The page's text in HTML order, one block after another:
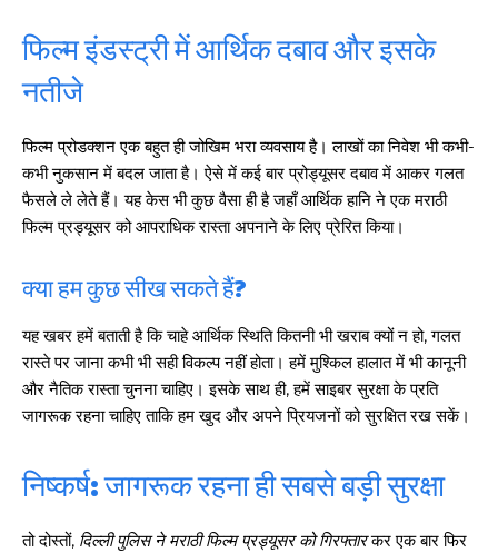
फिल्म इंडस्ट्री में आर्थिक दबाव और इसके
नतीजे
फिल्म प्रोडक्शन एक बहुत ही जोखिम भरा व्यवसाय है। लाखों का निवेश भी कभी-
कभी नुकसान में बदल जाता है। ऐसे में कई बार प्रोड्यूसर दबाव में आकर गलत
फैसले ले लेते हैं। यह केस भी कुछ वैसा ही है जहाँ आर्थिक हानि ने एक मराठी
फिल्म प्रड्यूसर को आपराधिक रास्ता अपनाने के लिए प्रेरित किया।
क्या हम कुछ सीख सकते हैं?
यह खबर हमें बताती है कि चाहे आर्थिक स्थिति कितनी भी खराब क्यों न हो, गलत
रास्ते पर जाना कभी भी सही विकल्प नहीं होता। हमें मुश्किल हालात में भी कानूनी
और नैतिक रास्ता चुनना चाहिए। इसके साथ ही, हमें साइबर सुरक्षा के प्रति
जागरूक रहना चाहिए ताकि हम खुद और अपने प्रियजनों को सुरक्षित रख सकें।
निष्कर्ष: जागरूक रहना ही सबसे बड़ी सुरक्षा
तो दोस्तों, दिल्ली पुलिस ने मराठी फिल्म प्रड्यूसर को गिरफ्तारकर एक बार फिर